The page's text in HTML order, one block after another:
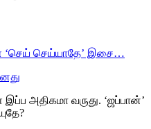
‘செய் செய்யாதே’ இசை…
அதிகமா வருது. ‘ஜப்பான்’